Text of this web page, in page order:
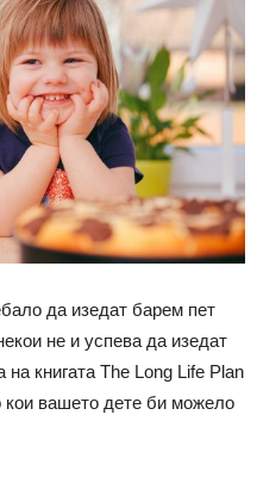
да изедат барем пет
не и успева да изедат
на книгата The Long Life Plan
кои вашето дете би можело